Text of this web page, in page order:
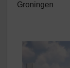
Groningen